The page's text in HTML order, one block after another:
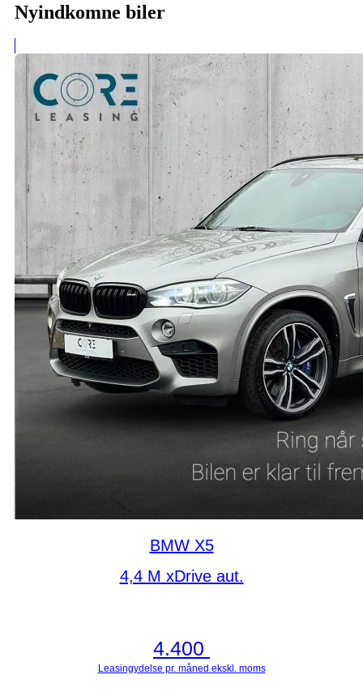
Nyindkomne biler
BMW X5
4,4 M xDrive aut.
4.400